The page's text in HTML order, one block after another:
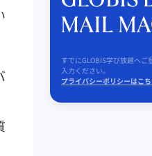
すでにGLOBIS学び放題へ
入力ください。
プライバシーポリシーはこ